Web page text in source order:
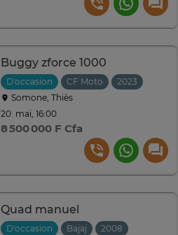
Buggy zforce 1000
D'occasion CF Moto
2023
Somone, Thiès
20. mai, 16:00
8 500 000 F Cfa
Quad manuel
D'occasion Bajaj
2008